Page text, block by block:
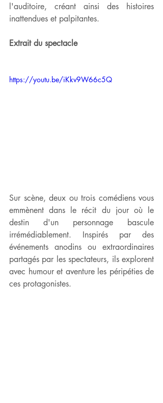
l'auditoire, créant ainsi des histoires
inattendues et palpitantes.
Extrait du spectacle
https://youtu.be/iKkv9W66c5Q
Sur scène, deux ou trois comédiens vous
emmènent dans le récit du jour où le
destin d'un personnage bascule
irrémédiablement. Inspirés par des
événements anodins ou extraordinaires
partagés par les spectateurs, ils explorent
avec humour et aventure les péripéties de
ces protagonistes.